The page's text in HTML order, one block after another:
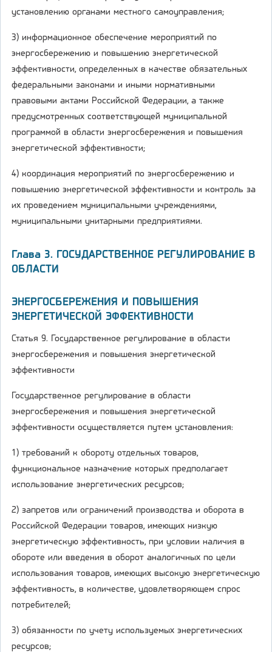
установлению органами местного самоуправления;
3) информационное обеспечение мероприятий по
энергосбережению и повышению энергетической
эффективности, определенных в качестве обязательных
федеральными законами и иными нормативными
правовыми актами Российской Федерации, а также
предусмотренных соответствующей муниципальной
программой в области энергосбережения и повышения
энергетической эффективности;
4) координация мероприятий по энергосбережению и
повышению энергетической эффективности и контроль за
их проведением муниципальными учреждениями,
муниципальными унитарными предприятиями.
Глава 3. ГОСУДАРСТВЕННОЕ РЕГУЛИРОВАНИЕ В
ОБЛАСТИ
ЭНЕРГОСБЕРЕЖЕНИЯ И ПОВЫШЕНИЯ
ЭНЕРГЕТИЧЕСКОЙ ЭФФЕКТИВНОСТИ
Статья 9. Государственное регулирование в области
энергосбережения и повышения энергетической
эффективности
Государственное регулирование в области
энергосбережения и повышения энергетической
эффективности осуществляется путем установления:
1) требований к обороту отдельных товаров,
функциональное назначение которых предполагает
использование энергетических ресурсов;
2) запретов или ограничений производства и оборота в
Российской Федерации товаров, имеющих низкую
энергетическую эффективность, при условии наличия в
обороте или введения в оборот аналогичных по цели
использования товаров, имеющих высокую энергетическую
эффективность, в количестве, удовлетворяющем спрос
потребителей;
3) обязанности по учету используемых энергетических
ресурсов;